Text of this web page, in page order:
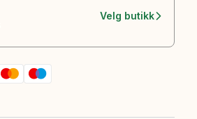
Velg butikk